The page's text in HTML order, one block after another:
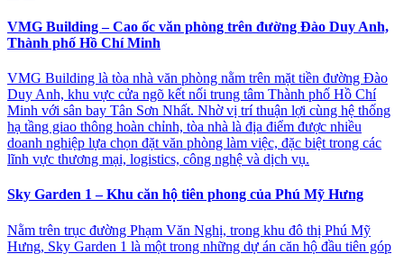
VMG Building – Cao ốc văn phòng trên đường Đào Duy Anh,
Thành phố Hồ Chí Minh
VMG Building là tòa nhà văn phòng nằm trên mặt tiền đường Đào
Duy Anh, khu vực cửa ngõ kết nối trung tâm Thành phố Hồ Chí
Minh với sân bay Tân Sơn Nhất. Nhờ vị trí thuận lợi cùng hệ thống
hạ tầng giao thông hoàn chỉnh, tòa nhà là địa điểm được nhiều
doanh nghiệp lựa chọn đặt văn phòng làm việc, đặc biệt trong các
lĩnh vực thương mại, logistics, công nghệ và dịch vụ.
Sky Garden 1 – Khu căn hộ tiên phong của Phú Mỹ Hưng
Nằm trên trục đường Phạm Văn Nghị, trong khu đô thị Phú Mỹ
Hưng, Sky Garden 1 là một trong những dự án căn hộ đầu tiên góp